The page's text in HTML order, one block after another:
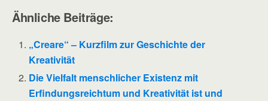
Ähnliche Beiträge:
„Creare“ – Kurzfilm zur Geschichte der
Kreativität
Die Vielfalt menschlicher Existenz mit
Erfindungsreichtum und Kreativität ist und